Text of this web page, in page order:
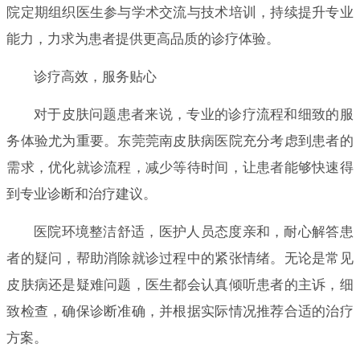
院定期组织医生参与学术交流与技术培训，持续提升专业
能力，力求为患者提供更高品质的诊疗体验。
诊疗高效，服务贴心
对于皮肤问题患者来说，专业的诊疗流程和细致的服
务体验尤为重要。东莞莞南皮肤病医院充分考虑到患者的
需求，优化就诊流程，减少等待时间，让患者能够快速得
到专业诊断和治疗建议。
医院环境整洁舒适，医护人员态度亲和，耐心解答患
者的疑问，帮助消除就诊过程中的紧张情绪。无论是常见
皮肤病还是疑难问题，医生都会认真倾听患者的主诉，细
致检查，确保诊断准确，并根据实际情况推荐合适的治疗
方案。